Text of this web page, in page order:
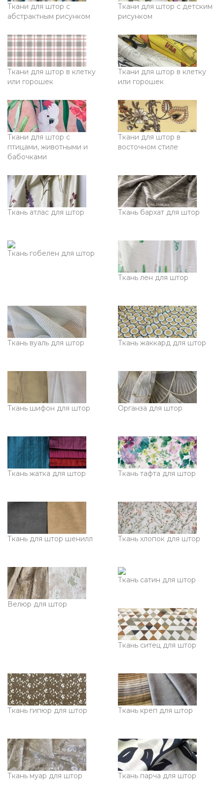
Ткани для штор с
абстрактным рисунком
Ткани для штор с детским
рисунком
Ткани для штор в клетку
или горошек
Ткани для штор в клетку
или горошек
Ткани для штор с
птицами, животными и
бабочками
Ткани для штор в
восточном стиле
Ткань атлас для штор Ткань бархат для штор
Ткань гобелен для штор
Ткань лен для штор
Ткань вуаль для штор Ткань жаккард для штор
Ткань шифон для штор Органза для штор
Ткань жатка для штор Ткань тафта для штор
Ткань для штор шенилл Ткань хлопок для штор
Велюр для штор
Ткань сатин для штор
Ткань ситец для штор
Ткань гипюр для штор Ткань креп для штор
Ткань муар для штор Ткань парча для штор